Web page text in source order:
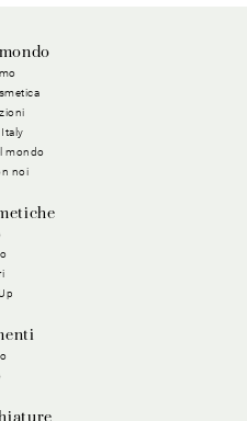
mondo
noi